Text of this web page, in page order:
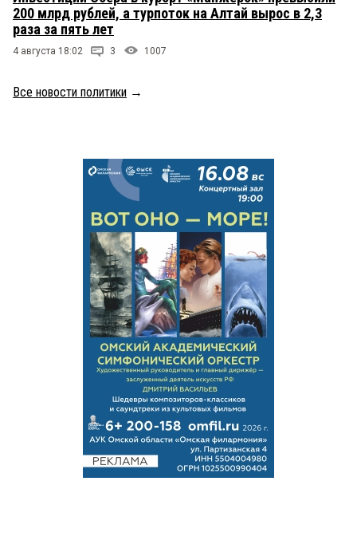
200 млрд рублей, а турпоток на Алтай вырос в 2,3
раза за пять лет
4 августа 18:02 3 1007
Все новости политики →